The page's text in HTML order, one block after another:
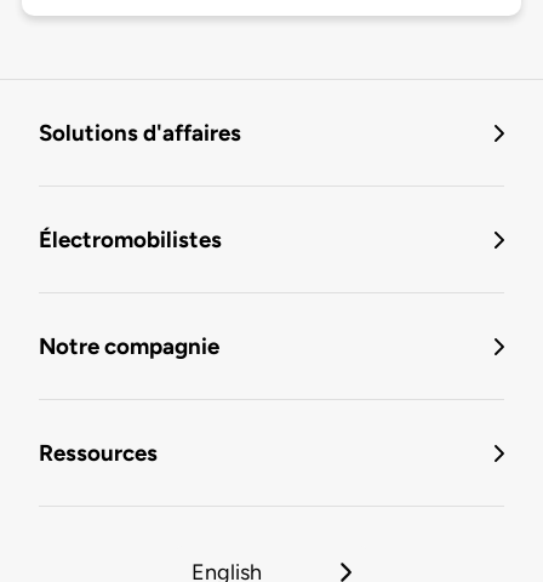
Solutions d'affaires
Électromobilistes
Notre compagnie
Ressources
English